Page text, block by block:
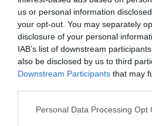
us or personal information
your opt-out. You may separately
disclosure of your personal
IAB’s list of downstream
also be disclosed by us to third
Downstream Participants that may
Personal Data Processing Opt
Il semble qu’il y a une bonne
On attend ça avec impatience…
Filoustylea commenté :